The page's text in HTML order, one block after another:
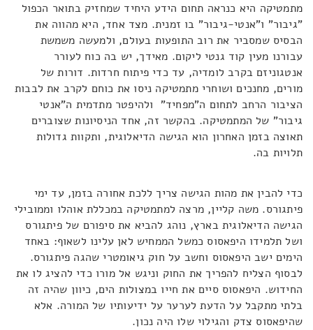
מתמטיקה היא כנראה תחום הידע היחיד שמחזיק בתואר הכפול
"גיבור" ו"אנטי-גיבור" בו זמנית. מצד אחד, היא מהווה את
הבסיס שמסביר את רוב התופעות בעולם, ולמעשה משמשת
עבורנו מעין קוד גנטי ליקום. מאידך, יש בה כוח לעורר
אנטגוניזם בקרב לומדיה, עד כדי פיתוח חרדות. דורות של
מורים, מחנכים ושוחרי מתמטיקה ניסו את כוחם לקרב את לבבות
הציבור הרחב לתחום ה"מפחיד" ולהיפטר מתדמית ה"אנטי
גיבור" של המתמטיקה. בהקשר זה, אחד הניסיונות שצוברים
תאוצה בזמן האחרון הוא הגישה הדיאלוגית, ותקוות גדולות
תלויות בה.
כדי להבין את מהות הגישה צריך ללכת אחורה בזמן, עד ימי
פיתגורס. משה קליין, מרצה למתמטיקה במכללת אוהלו וממובילי
הגישה הדיאלוגית בארץ, נוהג להביא את סיפורם של פיתגורס
ושל תלמידו היפאסוס כמשל הממחיש לאן עלינו לשאוף: באחד
הימים ישב היפאסוס וחשב על חוק גיאומטרי שהגה פיתגורס.
לבסוף הצליח להפריך את החוק וניגש אל מורו כדי להציג לו את
החידוש. היפאסוס סיים את חייו במצולות הים, כיוון שהיה זה
בלתי מתקבל על הדעת לערער על ידיעותיו של המורה. אלא
שהיפאסוס צדק והגילוי שלו היה נכון.